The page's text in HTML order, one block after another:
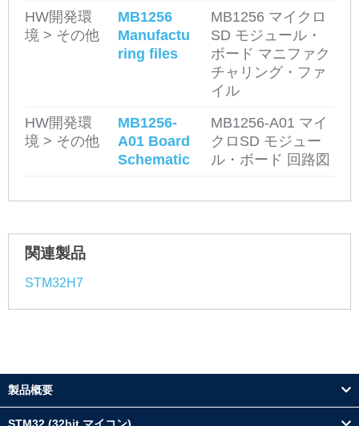
HW開発環
境 > その他
MB1256
Manufactu
ring files
MB1256 マイクロ
SD モジュール・
ボード マニファク
チャリング・ファ
イル
HW開発環
境 > その他
MB1256-
A01 Board
Schematic
MB1256-A01 マイ
クロSD モジュー
ル・ボード 回路図
関連製品
STM32H7
製品概要